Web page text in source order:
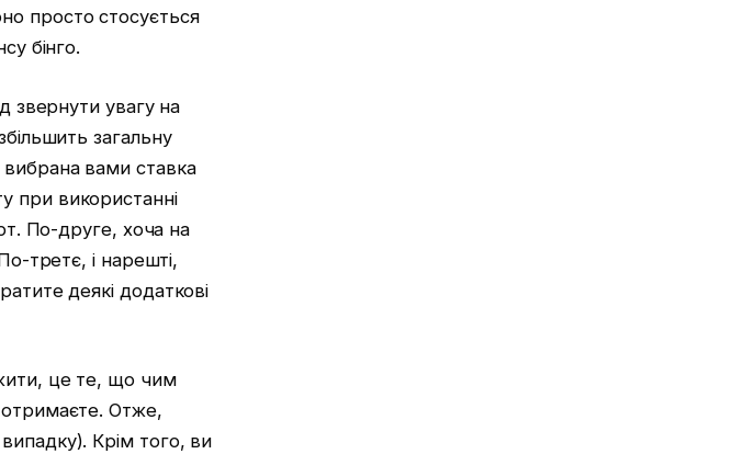
просто стосується
бінго.
звернути увагу на
загальну
вами ставка
при використанні
По-друге, хоча на
третє, і нарешті,
деякі додаткові
це те, що чим
Отже,
Крім того, ви